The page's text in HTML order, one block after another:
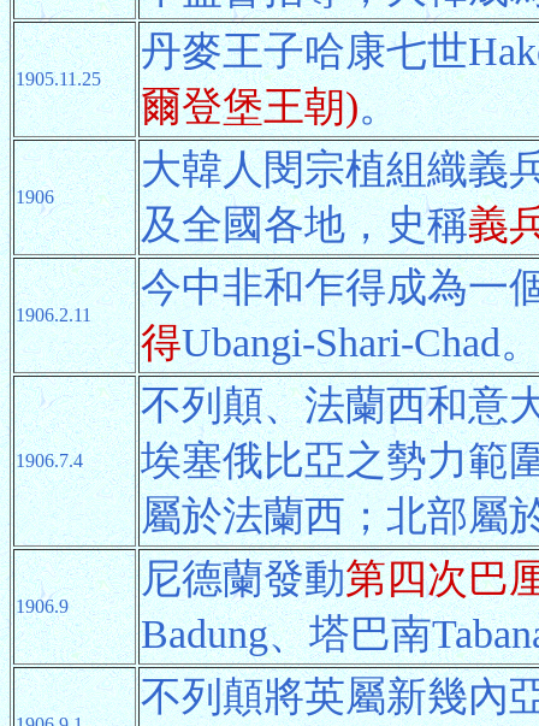
1905.11.25
丹麥王子哈康七世
爾登堡王朝)。
1906
大韓人閔宗植組織義
及全國各地，史稱義
1906.2.11
今中非和乍得成為一
得Ubangi-Shari-Chad
1906.7.4
不列顛、法蘭西和意
埃塞俄比亞之勢力範
屬於法蘭西；北部屬
1906.9
尼德蘭發動第四次巴
Badung、塔巴南
不列顛將英屬新幾內